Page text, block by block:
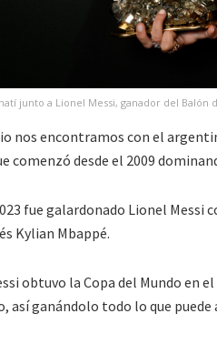
junto a Lionel Messi, ganador del Balón
nos encontramos con el
comenzó desde el 2009
fue galardonado Lionel Messi
Kylian Mbappé.
obtuvo la Copa del Mundo en
así ganándolo todo lo que